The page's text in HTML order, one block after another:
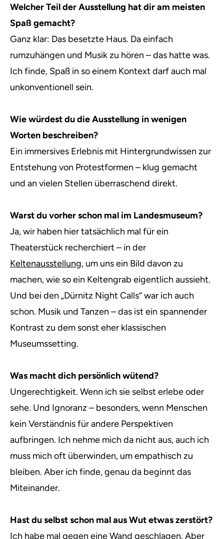
Welcher Teil der Ausstellung hat dir am meisten
Spaß gemacht?
Ganz klar: Das besetzte Haus. Da einfach
rumzuhängen und Musik zu hören – das hatte was.
Ich finde, Spaß in so einem Kontext darf auch mal
unkonventionell sein.
Wie würdest du die Ausstellung in wenigen
Worten beschreiben?
Ein immersives Erlebnis mit Hintergrundwissen zur
Entstehung von Protestformen – klug gemacht
und an vielen Stellen überraschend direkt.
Warst du vorher schon mal im Landesmuseum?
Ja, wir haben hier tatsächlich mal für ein
Theaterstück recherchiert – in der
Keltenausstellung, um uns ein Bild davon zu
machen, wie so ein Keltengrab eigentlich aussieht.
Und bei den „Dürnitz Night Calls“ war ich auch
schon. Musik und Tanzen – das ist ein spannender
Kontrast zu dem sonst eher klassischen
Museumssetting.
Was macht dich persönlich wütend?
Ungerechtigkeit. Wenn ich sie selbst erlebe oder
sehe. Und Ignoranz – besonders, wenn Menschen
kein Verständnis für andere Perspektiven
aufbringen. Ich nehme mich da nicht aus, auch ich
muss mich oft überwinden, um empathisch zu
bleiben. Aber ich finde, genau da beginnt das
Miteinander.
Hast du selbst schon mal aus Wut etwas zerstört?
Ich habe mal gegen eine Wand geschlagen. Aber